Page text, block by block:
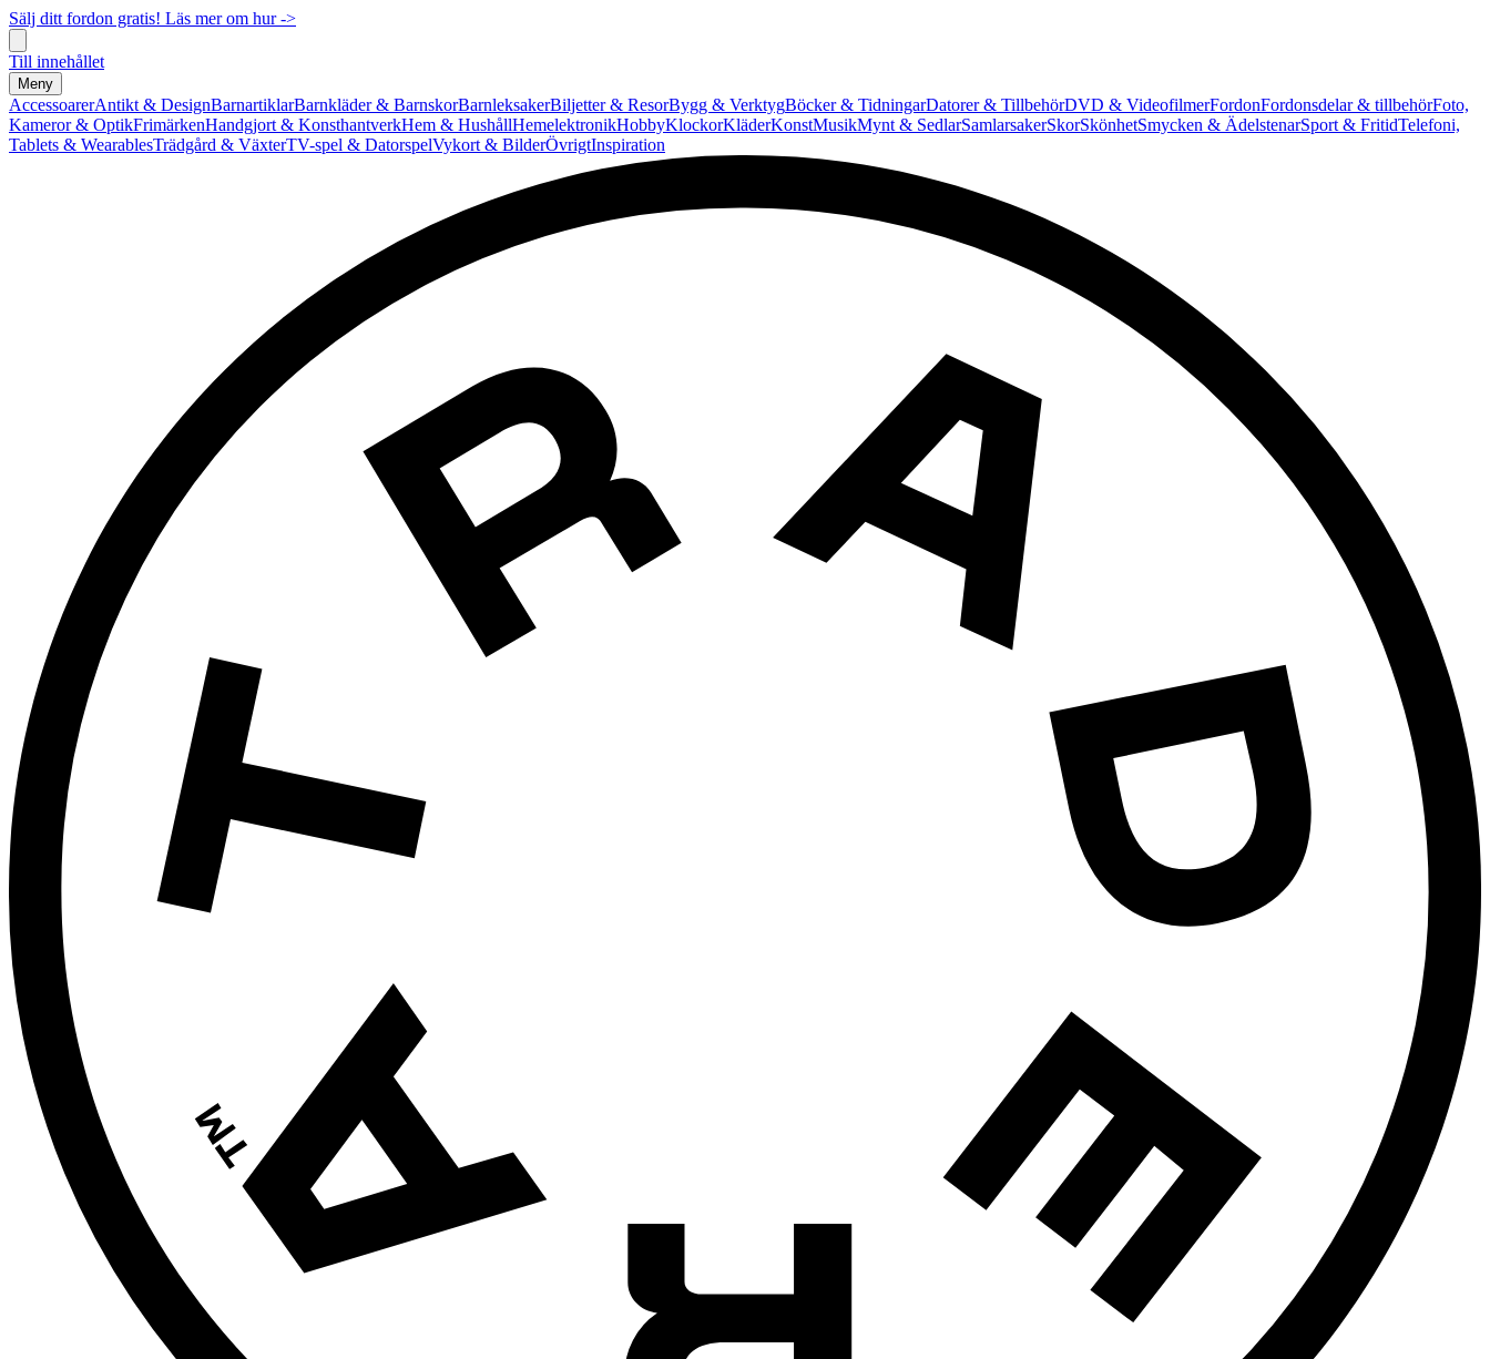
Sälj ditt fordon gratis! Läs mer om hur ->
Till innehållet
Meny
AccessoarerAntikt & DesignBarnartiklarBarnkläder & BarnskorBarnleksakerBiljetter & ResorBygg & VerktygBöcker & TidningarDatorer & TillbehörDVD & VideofilmerFordonFordonsdelar & tillbehörFoto,
Kameror & OptikFrimärkenHandgjort & KonsthantverkHem & HushållHemelektronikHobbyKlockorKläderKonstMusikMynt & SedlarSamlarsakerSkorSkönhetSmycken & ÄdelstenarSport & FritidTelefoni,
Tablets & WearablesTrädgård & VäxterTV-spel & DatorspelVykort & BilderÖvrigtInspiration